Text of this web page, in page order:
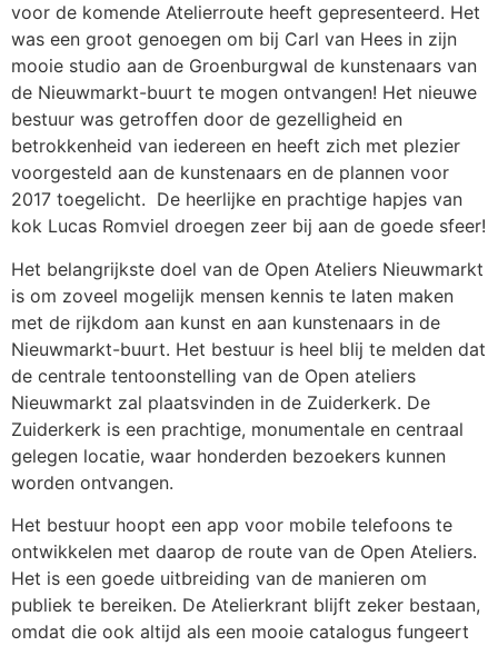
voor de komende Atelierroute heeft gepresenteerd. Het
was een groot genoegen om bij Carl van Hees in zijn
mooie studio aan de Groenburgwal de kunstenaars van
de Nieuwmarkt-buurt te mogen ontvangen! Het nieuwe
bestuur was getroffen door de gezelligheid en
betrokkenheid van iedereen en heeft zich met plezier
voorgesteld aan de kunstenaars en de plannen voor
2017 toegelicht. De heerlijke en prachtige hapjes van
kok Lucas Romviel droegen zeer bij aan de goede sfeer!
Het belangrijkste doel van de Open Ateliers Nieuwmarkt
is om zoveel mogelijk mensen kennis te laten maken
met de rijkdom aan kunst en aan kunstenaars in de
Nieuwmarkt-buurt. Het bestuur is heel blij te melden dat
de centrale tentoonstelling van de Open ateliers
Nieuwmarkt zal plaatsvinden in de Zuiderkerk. De
Zuiderkerk is een prachtige, monumentale en centraal
gelegen locatie, waar honderden bezoekers kunnen
worden ontvangen.
Het bestuur hoopt een app voor mobile telefoons te
ontwikkelen met daarop de route van de Open Ateliers.
Het is een goede uitbreiding van de manieren om
publiek te bereiken. De Atelierkrant blijft zeker bestaan,
omdat die ook altijd als een mooie catalogus fungeert